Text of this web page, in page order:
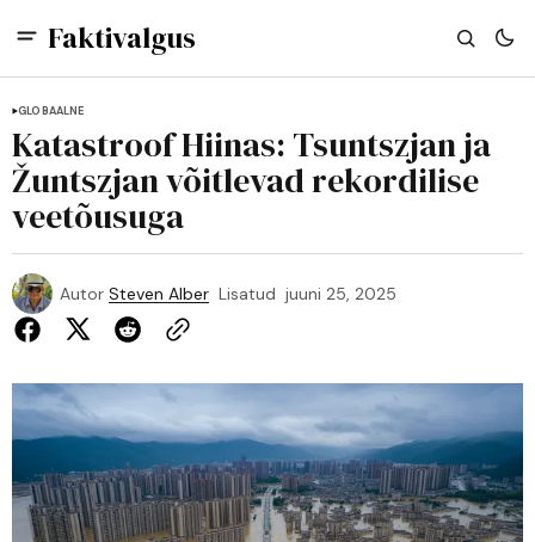
Faktivalgus
GLOBAALNE
Katastroof Hiinas: Tsuntszjan ja
Žuntszjan võitlevad rekordilise
veetõusuga
Autor Steven Alber Lisatud juuni 25, 2025